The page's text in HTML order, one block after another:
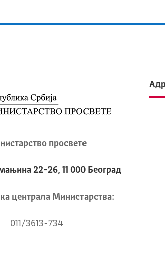
просвете
22-26, 11 000 Београд
централа Mинистарства:
011/3613-734